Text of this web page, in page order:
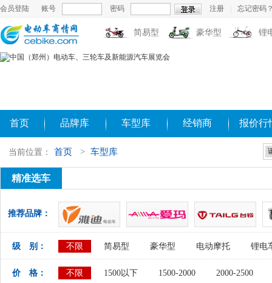
会员登陆 账号 密码 注册 忘记密码
简易型 豪华型 锂
首页 品牌库 车型库 经销商 报价行
当前位置： 首页 > 车型库
精准选车
推荐品牌：
级 别： 不限 简易型 豪华型 电动摩托 锂电
价 格： 不限 1500以下 1500-2000 2000-2500